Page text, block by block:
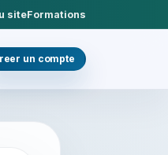
siteFormations
un compte